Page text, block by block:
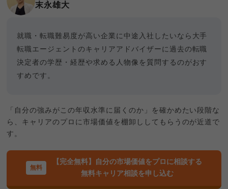
末永雄大
就職・転職難易度が高い企業に中途入社したいなら大手
転職エージェントのキャリアアドバイザーに過去の転職
決定者の学歴・経歴や求める人物像を質問するのがおす
すめです。
「自分の強みがこの年収水準に届くのか」を確かめたい段階な
ら、キャリアのプロに市場価値を棚卸ししてもらうのが近道で
す。
【完全無料】自分の市場価値をプロに相談する
無料キャリア相談を申し込む